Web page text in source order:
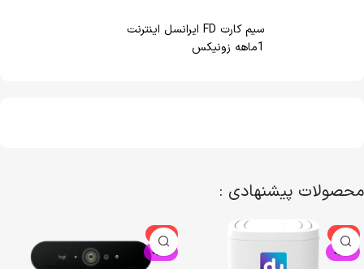
سیم کارت FD ایرانسل اینترنت
1ماهه زونیکس
محصولات پیشنهادی :
-3%
جدید
-5%
جدید